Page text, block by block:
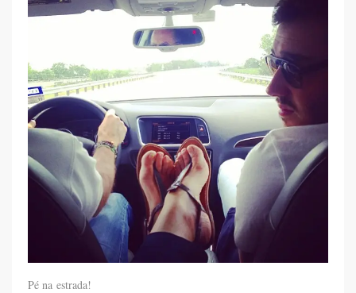
Pé na estrada!